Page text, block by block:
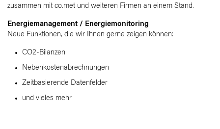
zusammen mit co.met und weiteren Firmen an einem Stand.
Energiemanagement / Energiemonitoring
Neue Funktionen, die wir Ihnen gerne zeigen können:
CO2-Bilanzen
Nebenkostenabrechnungen
Zeitbasierende Datenfelder
und vieles mehr